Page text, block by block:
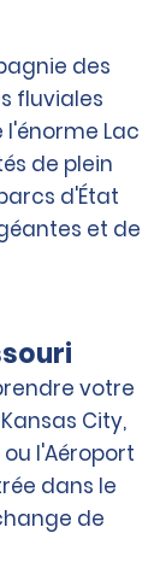
des
fluviales
Lac
de plein
d'État
et de
votre
City,
l'Aéroport
dans le
de